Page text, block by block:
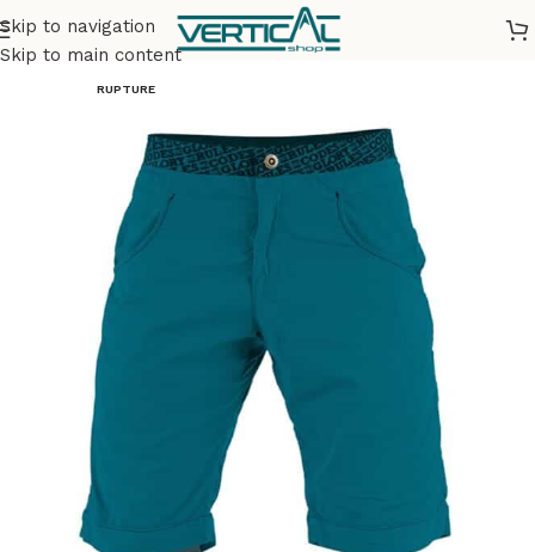
Skip to navigation
Skip to main content
Accueil Vêtements Homme
RUPTURE